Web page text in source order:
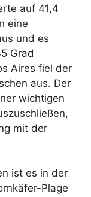
auf 41,4
eine
und es
Grad
Aires fiel der
aus. Der
wichtigen
mit der
ist es in der
Plage